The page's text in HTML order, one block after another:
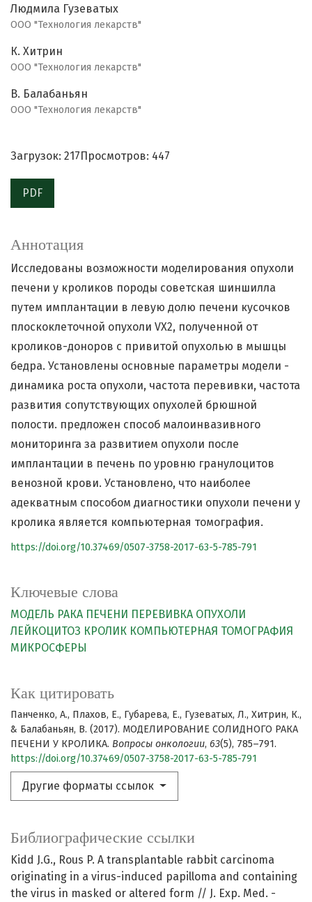
Людмила Гузеватых
ООО "Технология лекарств"
К. Хитрин
ООО "Технология лекарств"
В. Балабаньян
ООО "Технология лекарств"
Загрузок: 217 Просмотров: 447
PDF
Ключевые слова
МОДЕЛЬ РАКА ПЕЧЕНИ ПЕРЕВИВКА ОПУХОЛИ
ЛЕЙКОЦИТОЗ КРОЛИК КОМПЬЮТЕРНАЯ ТОМОГРАФИЯ
МИКРОСФЕРЫ
Как цитировать
Панченко, А., Плахов, Е., Губарева, Е., Гузеватых, Л., Хитрин, К.,
& Балабаньян, В. (2017). МОДЕЛИРОВАНИЕ СОЛИДНОГО РАКА
ПЕЧЕНИ У КРОЛИКА. Вопросы онкологии, 63(5), 785–791.
https://doi.org/10.37469/0507-3758-2017-63-5-785-791
Другие форматы ссылок
Аннотация
Исследованы возможности моделирования опухоли
печени у кроликов породы советская шиншилла
путем имплантации в левую долю печени кусочков
плоскоклеточной опухоли VX2, полученной от
кроликов-доноров с привитой опухолью в мышцы
бедра. Установлены основные параметры модели -
динамика роста опухоли, частота перевивки, частота
развития сопутствующих опухолей брюшной
полости. предложен способ малоинвазивного
мониторинга за развитием опухоли после
имплантации в печень по уровню гранулоцитов
венозной крови. Установлено, что наиболее
адекватным способом диагностики опухоли печени у
кролика является компьютерная томография.
https://doi.org/10.37469/0507-3758-2017-63-5-785-791
Библиографические ссылки
Kidd J.G., Rous P. A transplantable rabbit carcinoma
originating in a virus-induced papilloma and containing
the virus in masked or altered form // J. Exp. Med. -